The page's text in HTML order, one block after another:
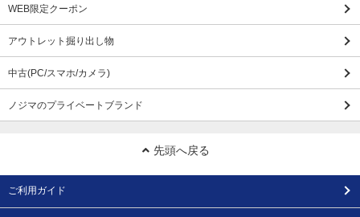
WEB限定クーポン
アウトレット掘り出し物
中古(PC/スマホ/カメラ)
ノジマのプライベートブランド
先頭へ戻る
ご利用ガイド